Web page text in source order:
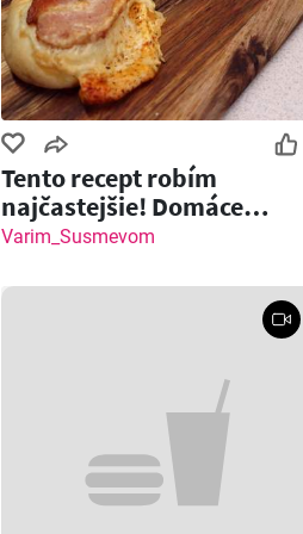
Tento recept robím
najčastejšie! Domáce
pečivo so slaninou a syrom
Varim_Susmevom